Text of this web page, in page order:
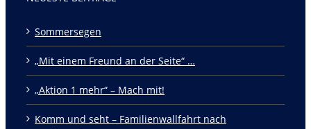
Sommersegen
„Mit einem Freund an der Seite“ …
„Aktion 1 mehr“ – Mach mit!
Komm und seht – Familienwallfahrt nach